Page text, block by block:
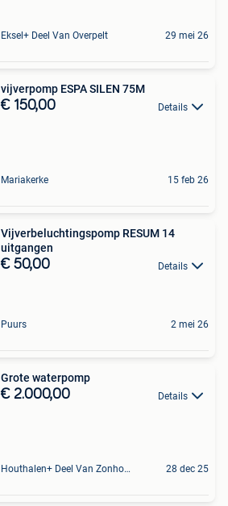
Eksel+ Deel Van Overpelt 29 mei 26
vijverpomp ESPA SILEN 75M
€ 150,00 Details
Mariakerke 15 feb 26
Vijverbeluchtingspomp RESUM 14
uitgangen
€ 50,00 Details
Puurs 2 mei 26
Grote waterpomp
€ 2.000,00 Details
Houthalen+ Deel Van Zonhoven En Zolder 28 dec 25